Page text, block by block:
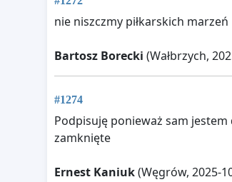
nie niszczmy piłkarskich marzeń
Bartosz Borecki (Wałbrzych,
#1274
Podpisuję ponieważ sam
zamknięte
Ernest Kaniuk(Węgrów, 2025-